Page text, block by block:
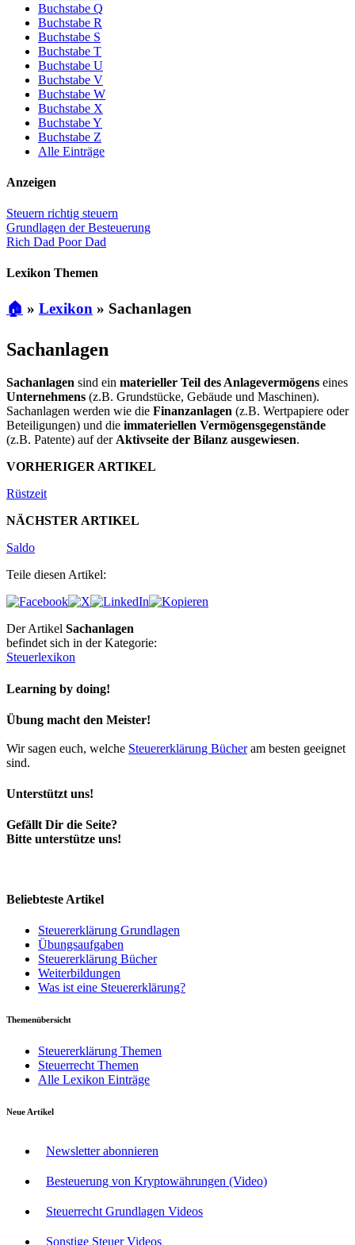
Buchstabe Q
Buchstabe R
Buchstabe S
Buchstabe T
Buchstabe U
Buchstabe V
Buchstabe W
Buchstabe X
Buchstabe Y
Buchstabe Z
Alle Einträge
Anzeigen
Steuern richtig steuern
Grundlagen der Besteuerung
Rich Dad Poor Dad
Lexikon Themen
🏠 » Lexikon » Sachanlagen
Sachanlagen
Sachanlagen sind ein materieller Teil des Anlagevermögens eines
Unternehmens (z.B. Grundstücke, Gebäude und Maschinen).
Sachanlagen werden wie die Finanzanlagen (z.B. Wertpapiere oder
Beteiligungen) und die immateriellen Vermögensgegenstände
(z.B. Patente) auf derAktivseite der Bilanz ausgewiesen.
VORHERIGER ARTIKEL
Rüstzeit
NÄCHSTER ARTIKEL
Saldo
Teile diesen Artikel:
Der Artikel Sachanlagen
befindet sich in der Kategorie:
Steuerlexikon
Learning by doing!
Übung macht den Meister!
Wir sagen euch, welche Steuererklärung Bücheram besten geeignet
sind.
Unterstützt uns!
Gefällt Dir die Seite?
Bitte unterstütze uns!
Beliebteste Artikel
Steuererklärung Grundlagen
Übungsaufgaben
Steuererklärung Bücher
Weiterbildungen
Was ist eine Steuererklärung?
Themenübersicht
Steuererklärung Themen
Steuerrecht Themen
Alle Lexikon Einträge
Neue Artikel
Newsletter abonnieren
Besteuerung von Kryptowährungen (Video)
Steuerrecht Grundlagen Videos
Sonstige Steuer Videos